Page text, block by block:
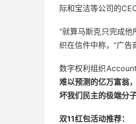
际和宝洁等公司的CEO
“就算马斯克只完成
织在信件中称，“广告
数字权利组织
难以预测的亿万富翁
坏我们民主的极端分
双11红包活动推荐：